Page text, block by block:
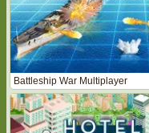
Battleship War Multiplayer